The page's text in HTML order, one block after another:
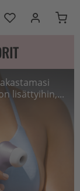
lisättyihin,...